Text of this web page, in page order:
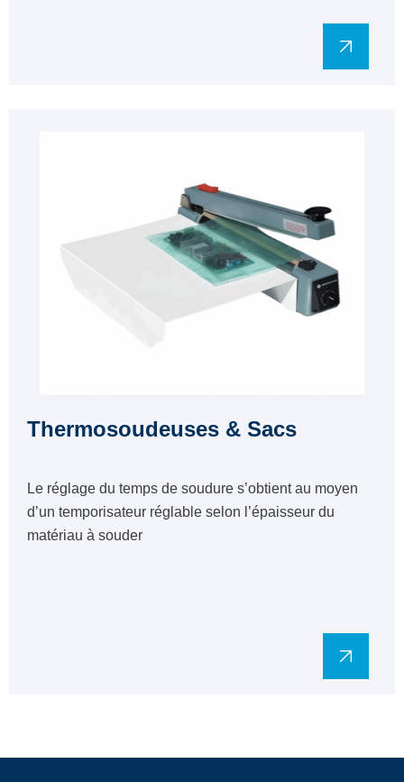
Thermosoudeuses & Sacs
Le réglage du temps de soudure s’obtient au moyen
d’un temporisateur réglable selon l’épaisseur du
matériau à souder